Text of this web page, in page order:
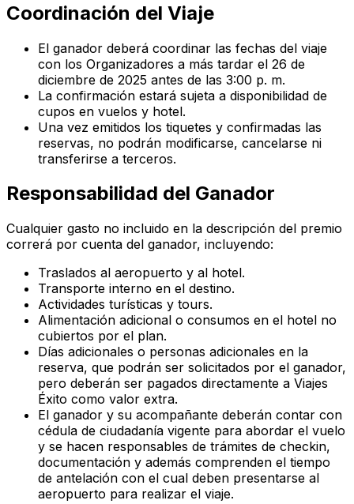
Coordinación del Viaje
El ganador deberá coordinar las fechas del viaje
con los Organizadores a más tardar el 26 de
diciembre de 2025 antes de las 3:00 p. m.
La confirmación estará sujeta a disponibilidad de
cupos en vuelos y hotel.
Una vez emitidos los tiquetes y confirmadas las
reservas, no podrán modificarse, cancelarse ni
transferirse a terceros.
Responsabilidad del Ganador
Cualquier gasto no incluido en la descripción del premio
correrá por cuenta del ganador, incluyendo:
Traslados al aeropuerto y al hotel.
Transporte interno en el destino.
Actividades turísticas y tours.
Alimentación adicional o consumos en el hotel no
cubiertos por el plan.
Días adicionales o personas adicionales en la
reserva, que podrán ser solicitados por el ganador,
pero deberán ser pagados directamente a Viajes
Éxito como valor extra.
El ganador y su acompañante deberán contar con
cédula de ciudadanía vigente para abordar el vuelo
y se hacen responsables de trámites de checkin,
documentación y además comprenden el tiempo
de antelación con el cual deben presentarse al
aeropuerto para realizar el viaje.